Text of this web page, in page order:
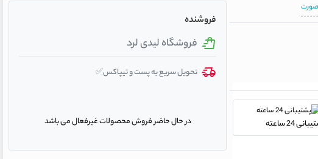
صورت
24 ساعته
فروشنده
فروشگاه لیدی لرد
تحویل سریع به پست و تیپاکس✅
در حال حاضر فروش محصولات غیرفعال می باشد